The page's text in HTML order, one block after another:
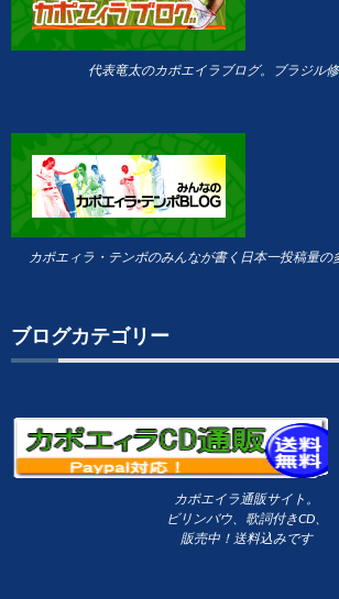
代表竜太のカポエイラブログ。ブラジル
カポエィラ・テンポのみんなが書く日本一投稿量の
ブログカテゴリー
カポエイラ通販サイト。
ビリンバウ、歌詞付きCD、
販売中！送料込みです